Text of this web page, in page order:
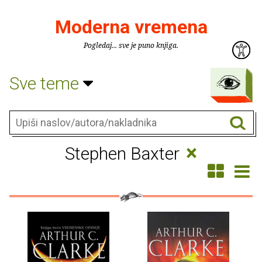
Moderna vremena
Pogledaj... sve je puno knjiga.
Sve teme
Stephen Baxter ×